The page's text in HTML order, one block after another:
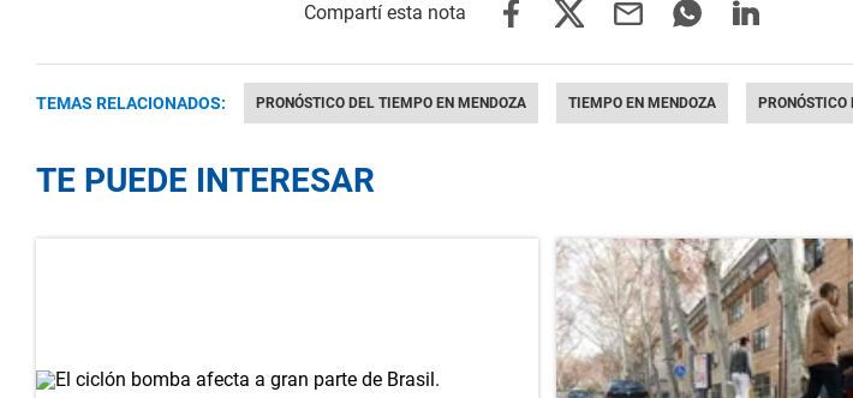
TEMAS RELACIONADOS: PRONÓSTICO DEL TIEMPO EN MENDOZA TIEMPO EN MENDOZA
TE PUEDE INTERESAR